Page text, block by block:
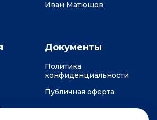
Иван Матюшов
Документы
Политика
конфиденциальности
Публичная оферта